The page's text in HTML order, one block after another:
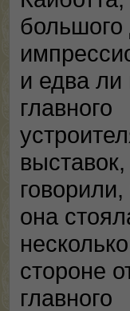
большого
и едва ли
главного
выставок,
говорили,
она
стороне
главного